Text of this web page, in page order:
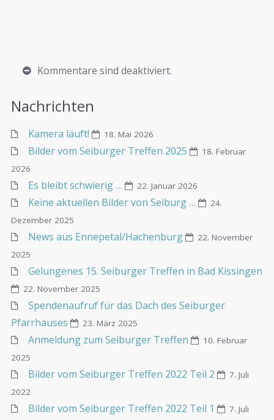
Kommentare sind deaktiviert.
Nachrichten
Kamera läuft! 18. Mai 2026
Bilder vom Seiburger Treffen 2025
18. Februar
2026
Es bleibt schwierig … 22. Januar 2026
Keine aktuellen Bilder von Seiburg …
24.
Dezember 2025
News aus Ennepetal/Hachenburg
22. November
2025
Gelungenes 15. Seiburger Treffen in Bad Kissingen
22. November 2025
Spendenaufruf für das Dach des Seiburger
Pfarrhauses
23. März 2025
Anmeldung zum Seiburger Treffen
10. Februar
2025
Bilder vom Seiburger Treffen 2022 Teil 2
7. Juli
2022
Bilder vom Seiburger Treffen 2022 Teil 1
7. Juli